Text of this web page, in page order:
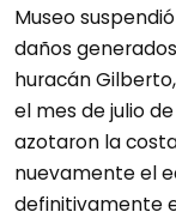
Museo
daños
huracán
el mes de julio
azotaron la
nuevamente el
definitivamente